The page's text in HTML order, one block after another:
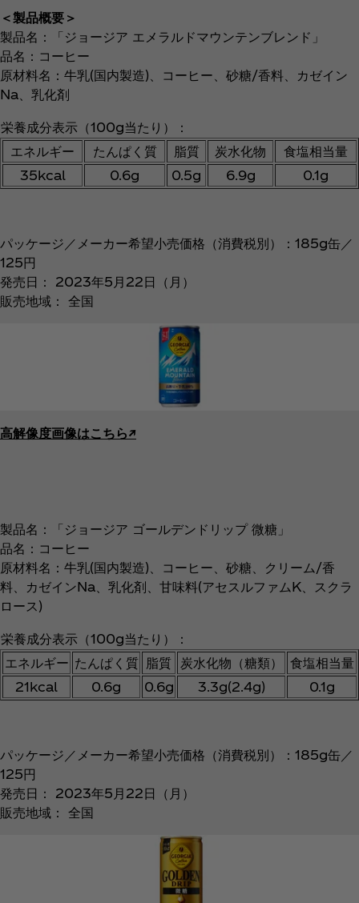
＜製品概要＞
製品名：「ジョージア エメラルドマウンテンブレンド」
品名：コーヒー
原材料名：牛乳(国内製造)、コーヒー、砂糖/香料、カゼイン
Na、乳化剤
栄養成分表示（100g当たり）：
エネルギー
たんぱく質 脂質 炭水化物
食塩相当量
35kcal
0.6g 0.5g 6.9g 0.1g
パッケージ／メーカー希望小売価格（消費税別）：185g缶／
125円
発売日： 2023年5月22日（月）
販売地域： 全国
高解像度画像はこちら↗︎
製品名：「ジョージア ゴールデンドリップ 微糖」
品名：コーヒー
原材料名：牛乳(国内製造)、コーヒー、砂糖、クリーム/香
料、カゼインNa、乳化剤、甘味料(アセスルファムK、スクラ
ロース)
栄養成分表示（100g当たり）：
エネルギー たんぱく質 脂質 炭水化物（糖類）
食塩相当量
21kcal
0.6g 0.6g 3.3g(2.4g) 0.1g
パッケージ／メーカー希望小売価格（消費税別）：185g缶／
125円
発売日： 2023年5月22日（月）
販売地域： 全国